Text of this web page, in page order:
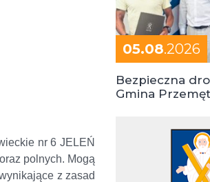
nr 6 JELEŃ
polnych. Mogą
z zasad
05.08.2026
Bezpieczna
Gmina